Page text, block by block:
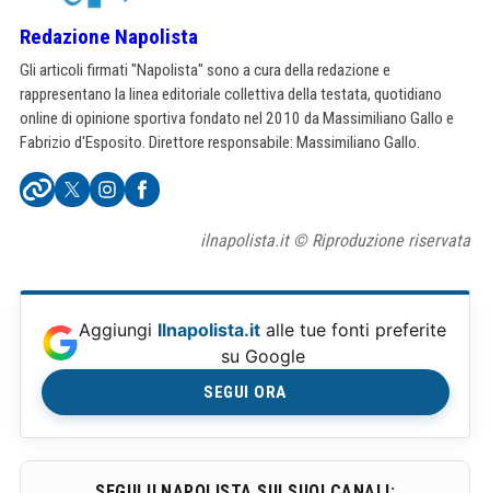
Redazione Napolista
Gli articoli firmati "Napolista" sono a cura della redazione e
rappresentano la linea editoriale collettiva della testata, quotidiano
online di opinione sportiva fondato nel 2010 da Massimiliano Gallo e
Fabrizio d'Esposito. Direttore responsabile: Massimiliano Gallo.
ilnapolista.it © Riproduzione riservata
Aggiungi Ilnapolista.it alle tue fonti preferite
su Google
SEGUI ORA